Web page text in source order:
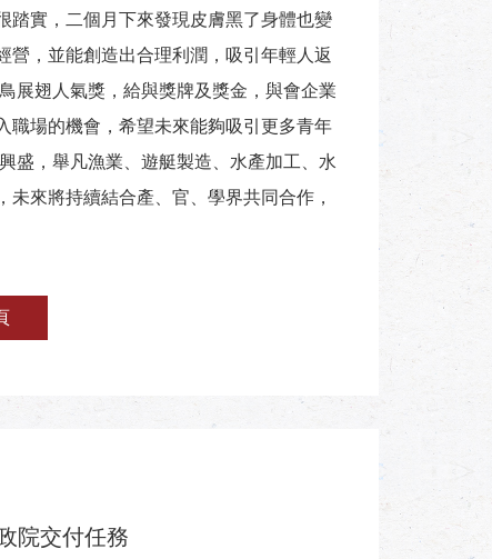
踏實，二個月下來發現皮膚黑了身體也變
，並能創造出合理利潤，吸引年輕人返
展翅人氣獎，給與獎牌及獎金，與會企業
職場的機會，希望未來能夠吸引更多青年
盛，舉凡漁業、遊艇製造、水產加工、水
來將持續結合產、官、學界共同合作，
院交付任務